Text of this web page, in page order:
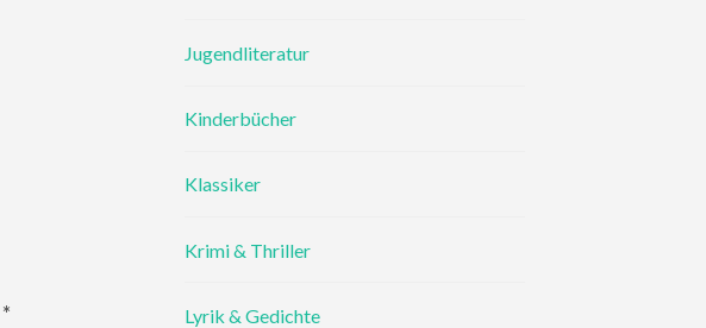
*
Jugendliteratur
Kinderbücher
Klassiker
Krimi & Thriller
Lyrik & Gedichte